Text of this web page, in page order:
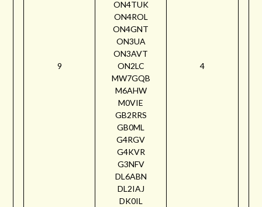
9
ON4TUK
ON4ROL
ON4GNT
ON3UA
ON3AVT
ON2LC
MW7GQB
M6AHW
M0VIE
GB2RRS
GB0ML
G4RGV
G4KVR
G3NFV
DL6ABN
DL2IAJ
DK0IL
4